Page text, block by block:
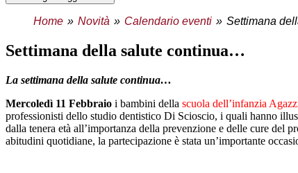
Home Novità Calendario eventi Settimana
settimana della salute continua…
La settimana della salute continua…
Mercoledì 11 Febbraio i bambini della scuola dell’infanzia
professionisti dello studio dentistico Di Scioscio, i quali hanno
dalla tenera età all’importanza della prevenzione e delle cure del
abitudini quotidiane, la partecipazione è stata un’importante